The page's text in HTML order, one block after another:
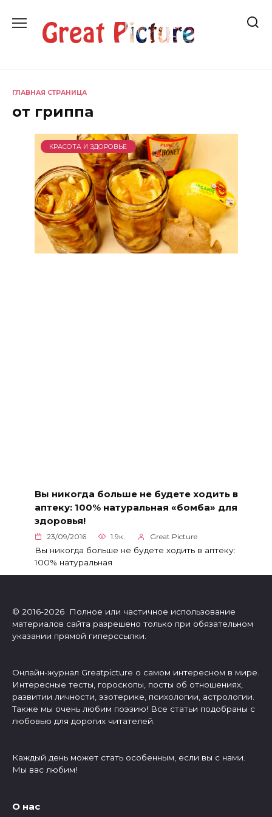
содержанию
ГЛАВНАЯ СТРАНИЦА
от гриппа
КРАСОТА И ЗДОРОВЬЕ
Вы никогда больше не будете ходить в
аптеку: 100% натуральная «бомба» для
здоровья!
23/09/2016 1.9к. Great Picture
Вы никогда больше не будете ходить в аптеку:
100% натуральная
© 2016-2026 Полное или частичное использование
материалов сайта разрешено только при обязательном
указании прямой гиперссылки.
Онлайн-журнал Greatpicture о самом интересном в мире.
Интересные тесты, гороскопы, посты об отношениях,
развитии личности, эзотерике, психологии, астрологии.
Также мы очень любим поэзию! Все статьи подобраны с
любовью для дорогих читателей.
Каждый день может стать особенным, если вы с нами.
Мы вас любим!
О нас